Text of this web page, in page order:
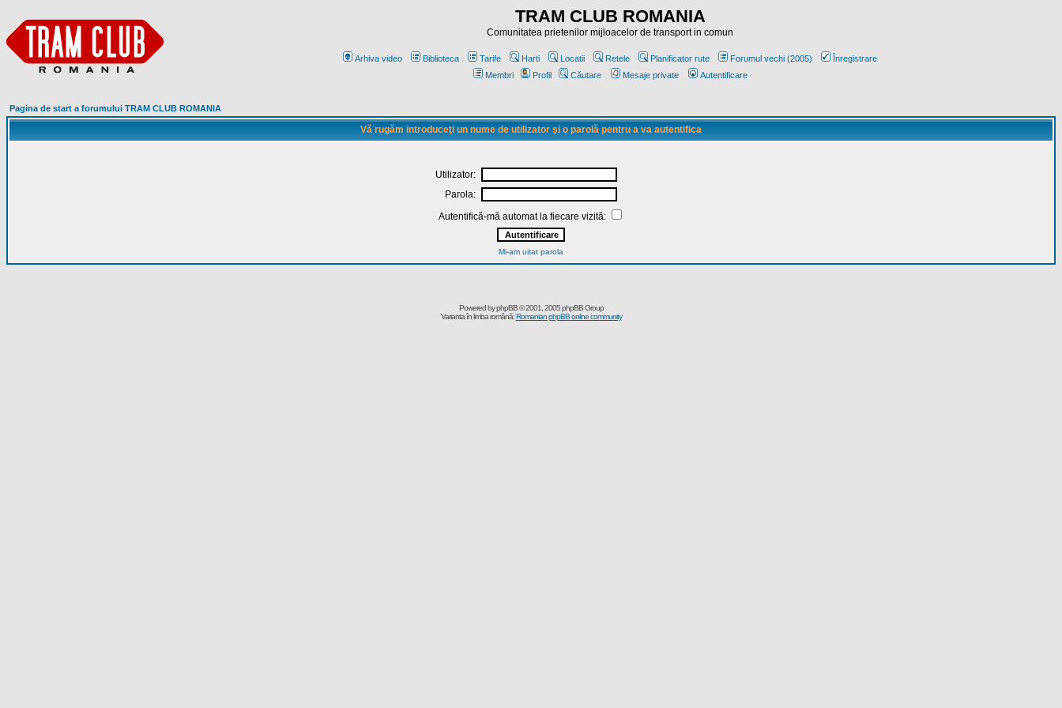
TRAM CLUB ROMANIA
Comunitatea prietenilor mijloacelor de transport in comun
Arhiva video Biblioteca Tarife Harti Locatii Retele Planificator rute Forumul vechi (2005)
Înregistrare
Membri
Profil Căutare Mesaje private Autentificare
Pagina de start a forumului TRAM CLUB ROMANIA
Vă rugăm introduceţi un nume de utilizator şi o parolă pentru a va autentifica
Utilizator:
Parola:
Autentifică-mă automat la fiecare vizită:
Mi-am uitat parola
Powered byphpBB© 2001, 2005 phpBB Group
Varianta în limba română:Romanian phpBB online community